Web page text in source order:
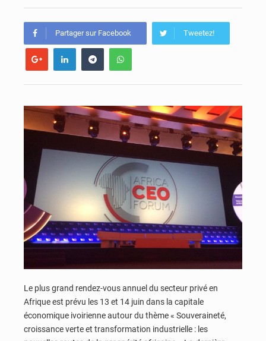
Partager sur Facebook Tweetez!
Le plus grand rendez-vous annuel du secteur privé en
Afrique est prévu les 13 et 14 juin dans la capitale
économique ivoirienne autour du thème « Souveraineté,
croissance verte et transformation industrielle : les